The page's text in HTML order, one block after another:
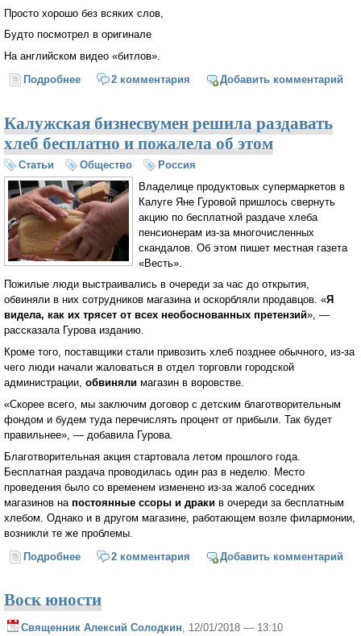
Просто хорошо без всяких слов,
Будто посмотрел в оригинале
На английском видео «битлов».
Подробнее о Напиши мне
2 комментария Добавить комментарий
Калужская бизнесвумен решила раздавать
хлеб бесплатно и пожалела об этом
Статьи Общество
Россия
Владелице продуктовых супермаркетов в
Калуге Яне Гуровой пришлось свернуть
акцию по бесплатной раздаче хлеба
пенсионерам из-за многочисленных
скандалов. Об этом пишет местная газета
«Весть».
Пожилые люди выстраивались в очереди за час до открытия,
обвиняли в них сотрудников магазина и оскорбляли продавцов. «Я
видела, как их трясет от всех необоснованных претензий», —
рассказала Гурова изданию.
Кроме того, поставщики стали привозить хлеб позднее обычного, из-за
чего люди начали жаловаться в отдел торговли городской
администрации, обвиняли магазин в воровстве.
«Скорее всего, мы заключим договор с детским благотворительным
фондом и будем туда перечислять процент от прибыли. Так будет
правильнее», — добавила Гурова.
Благотворительная акция стартовала летом прошлого года.
Бесплатная раздача проводилась один раз в неделю. Место
проведения было со временем изменено из-за жалоб соседних
магазинов на постоянные ссоры и драки в очереди за бесплатным
хлебом. Однако и в другом магазине, работающем возле филармонии,
возникли те же проблемы.
Подробнее о Калужская бизнесвумен решила раздавать хлеб
2 комментария Добавить комментарий
Воск юности
Священник Алексий Солодкин, 12/01/2018 — 13:10